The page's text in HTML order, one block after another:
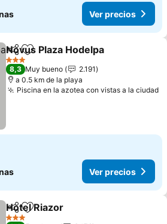
Ver precios
CompartirAgregar a favoritos
Novus Plaza Hodelpa
3 Estrellas
8,3 Muy bueno
2.191
a 0.5 km de la playa
Piscina en la azotea con vistas a la ciudad
Ver precios
CompartirAgregar a favoritos
Hotel Riazor
3 Estrellas